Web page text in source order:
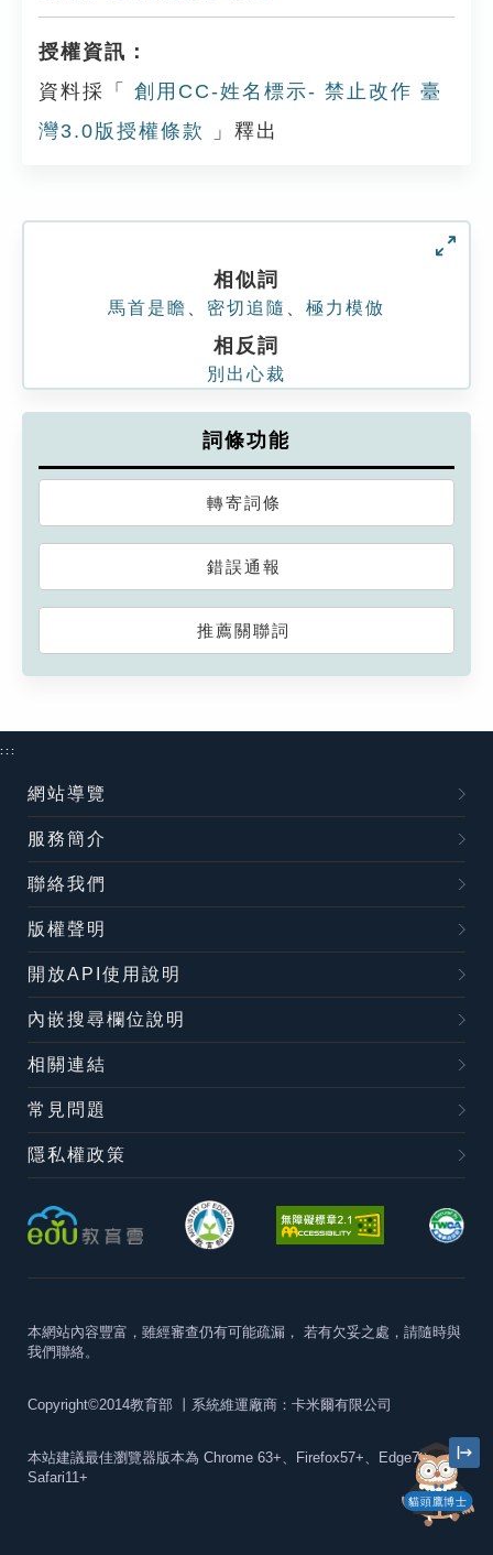
授權資訊：
資料採「
創用CC-姓名標示- 禁止改作 臺
灣3.0版授權條款
」釋出
相似詞
馬首是瞻 密切追隨 極力模倣
相反詞
別出心裁
詞條功能
轉寄詞條
錯誤通報
推薦關聯詞
貓頭鷹博士
:::
網站導覽
服務簡介
聯絡我們
版權聲明
開放API使用說明
內嵌搜尋欄位說明
相關連結
常見問題
隱私權政策
本網站內容豐富，雖經審查仍有可能疏漏， 若有欠妥之處，請隨時與
我們聯絡。
Copyright©2014教育部 丨系統維運廠商：卡米爾有限公司
本站建議最佳瀏覽器版本為 Chrome 63+、Firefox57+、Edge79+及
Safari11+